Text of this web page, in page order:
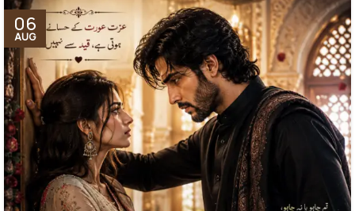
06
AUG